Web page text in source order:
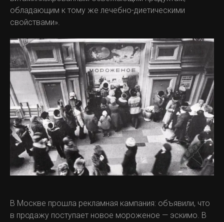
обладающим к тому же лечебно-диетическими
свойствами».
В Москве прошла рекламная кампания: объявили, что
в продажу поступает новое мороженое — эскимо. В